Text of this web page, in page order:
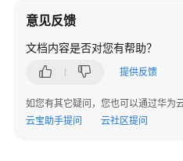
使
说
明
授
权
意见反馈
文档内容是否对您有帮助？
提供反馈
如您有其它疑问，您也可以通过华为
云宝助手提问
云社区提问